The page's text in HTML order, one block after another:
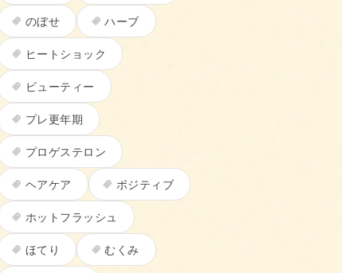
のぼせ ハーブ
ヒートショック
ビューティー
プレ更年期
プロゲステロン
ヘアケア ポジティブ
ホットフラッシュ
ほてり むくみ